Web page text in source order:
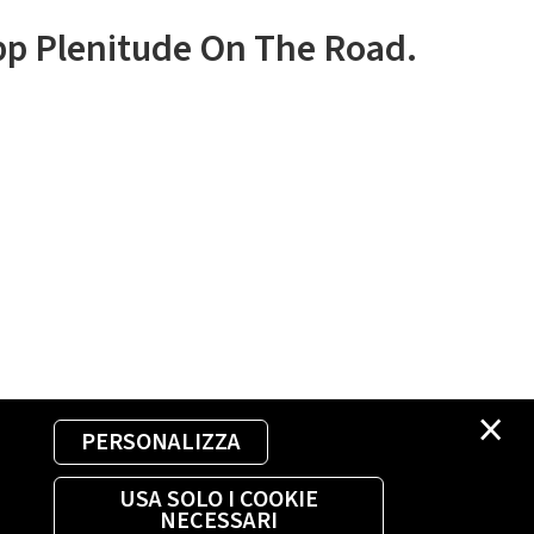
×
PERSONALIZZA
USA SOLO I COOKIE
NECESSARI
Plenitude On The Road.